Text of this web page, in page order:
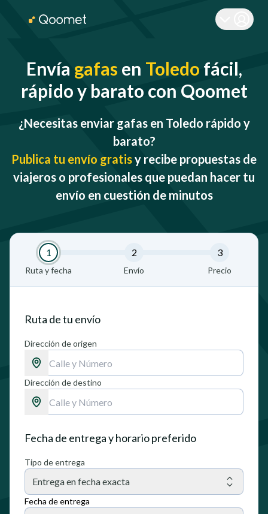
Envía gafas en Toledo fácil,
rápido y barato con Qoomet
¿Necesitas enviar gafas en Toledo rápido y
barato?
Publica tu envío gratisy recibe propuestas de
viajeros o profesionales que puedan hacer tu
envío en cuestión de minutos
1
Ruta y fecha
2
Envío
3
Precio
Ruta de tu envío
Dirección de origen
Dirección de destino
Fecha de entrega y horario preferido
Tipo de entrega
Entrega en fecha exacta
Fecha de entrega